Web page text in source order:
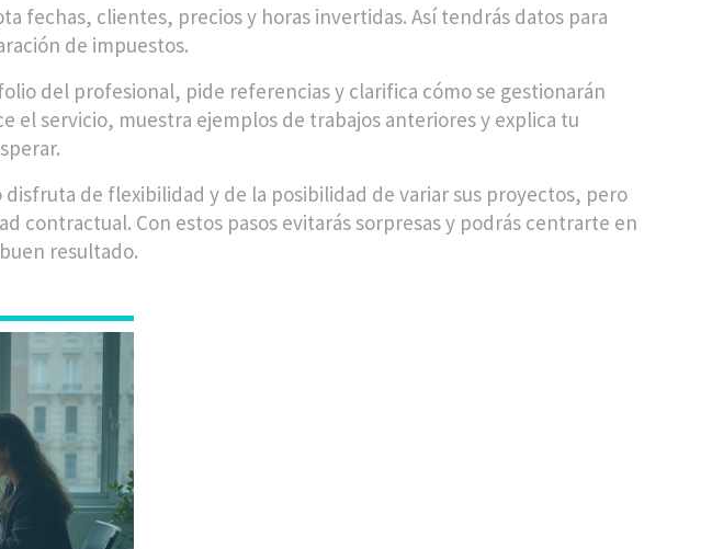
fechas, clientes, precios y horas invertidas. Así tendrás datos para
de impuestos.
del profesional, pide referencias y clarifica cómo se gestionarán
el servicio, muestra ejemplos de trabajos anteriores y explica tu
de flexibilidad y de la posibilidad de variar sus proyectos, pero
contractual. Con estos pasos evitarás sorpresas y podrás centrarte en
resultado.